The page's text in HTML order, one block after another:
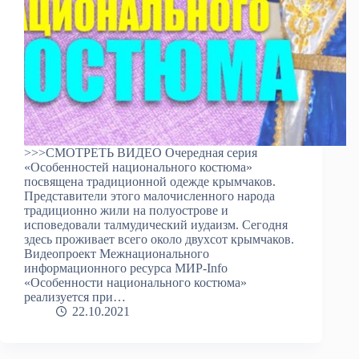
>>>СМОТРЕТЬ ВИДЕО Очередная серия
«Особенностей национального костюма»
посвящена традиционной одежде крымчаков.
Представители этого малочисленного народа
традиционно жили на полуострове и
исповедовали талмудический иудаизм. Сегодня
здесь проживает всего около двухсот крымчаков.
Видеопроект Межнационального
информационного ресурса МИР-Info
«Особенности национального костюма»
реализуется при…
22.10.2021